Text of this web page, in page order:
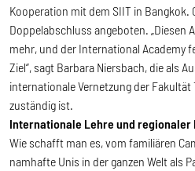
Kooperation mit dem SIIT in Bangkok.
Doppelabschluss angeboten. „Diesen
mehr, und der International Academy
Ziel“, sagt Barbara Niersbach, die als
internationale Vernetzung der
zuständig ist.
Internationale Lehre und regionaler
Wie schafft man es, vom familiären
namhafte Unis in der ganzen Welt als